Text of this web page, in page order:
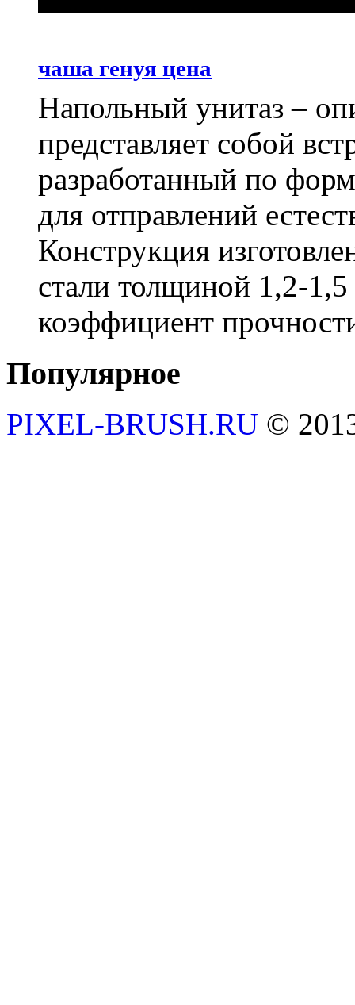
чаша генуя цена
Напольный унитаз –
представляет собой
разработанный по
для отправлений
Конструкция
стали толщиной 1,2-
коэффициент
Популярное
PIXEL-BRUSH.RU ©